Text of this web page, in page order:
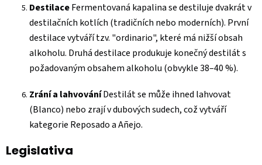
DestilaceFermentovaná kapalina se destiluje dvakrát v
destilačních kotlích (tradičních nebo moderních). První
destilace vytváří tzv. "ordinario", které má nižší obsah
alkoholu. Druhá destilace produkuje konečný destilát s
požadovaným obsahem alkoholu (obvykle 38–40 %).
Zrání a lahvováníDestilát se může ihned lahvovat
(Blanco) nebo zrají v dubových sudech, což vytváří
kategorie Reposado a Añejo.
Legislativa